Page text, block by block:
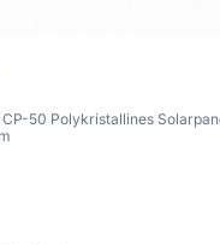
50 Polykristallines